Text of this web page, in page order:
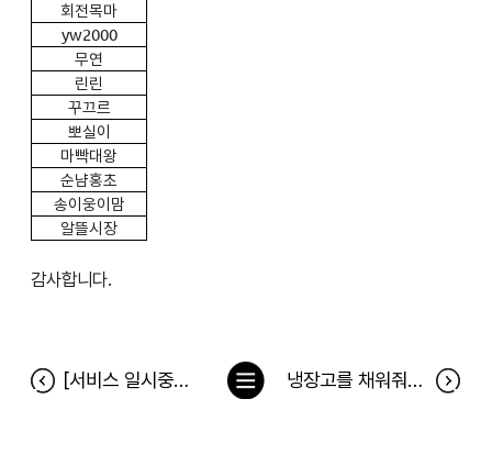
회전목마
yw2000
무연
린린
꾸끄르
뽀실이
마빡대왕
순냠홍초
송이웅이맘
알뜰시장
감사합니다.
[서비스 일시중지 안내] 2020년 11월 14일 오후 16시 ~ 19시 냉장고를 채워줘 200차 당첨자(11월 9일~11월 15일)
목